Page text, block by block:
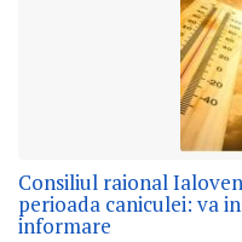
Consiliul raional
perioada caniculei: va
informare